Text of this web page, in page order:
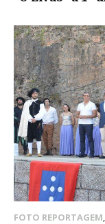
FOTO REPORTAGEM,